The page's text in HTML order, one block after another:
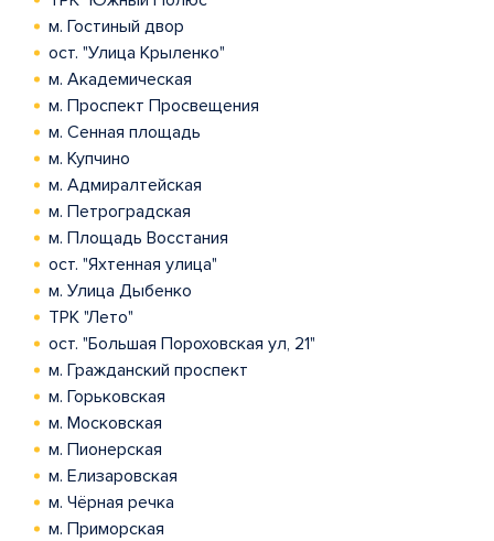
м. Гостиный двор
ост. "Улица Крыленко"
м. Академическая
м. Проспект Просвещения
м. Сенная площадь
м. Купчино
м. Адмиралтейская
м. Петроградская
м. Площадь Восстания
ост. "Яхтенная улица"
м. Улица Дыбенко
ТРК "Лето"
ост. "Большая Пороховская ул, 21"
м. Гражданский проспект
м. Горьковская
м. Московская
м. Пионерская
м. Елизаровская
м. Чёрная речка
м. Приморская